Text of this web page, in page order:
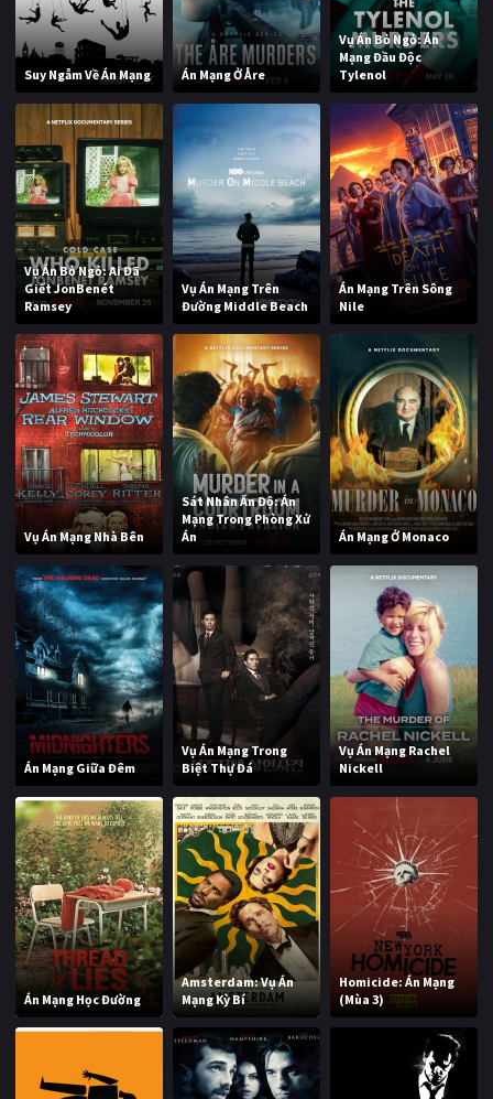
Suy Ngẫm Về Án Mạng Án Mạng Ở Åre
Vụ Án Bỏ Ngỏ: Án
Mạng Đầu Độc
Tylenol
Vụ Án Bỏ Ngỏ: Ai Đã
Giết JonBenét
Ramsey
Vụ Án Mạng Trên
Đường Middle Beach
Án Mạng Trên Sông
Nile
Vụ Án Mạng Nhà Bên
Sát Nhân Ấn Độ: Án
Mạng Trong Phòng Xử
Án
Án Mạng Ở Monaco
Án Mạng Giữa Đêm
Vụ Án Mạng Trong
Biệt Thự Đá
Vụ Án Mạng Rachel
Nickell
Án Mạng Học Đường
Amsterdam: Vụ Án
Mạng Kỳ Bí
Homicide: Án Mạng
(Mùa 3)